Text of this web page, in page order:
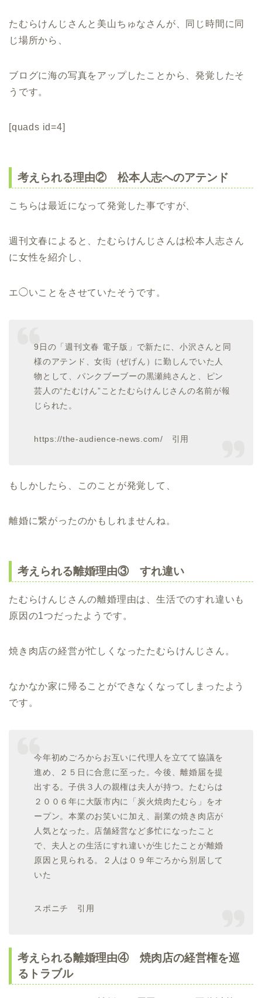
たむらけんじさんと美山ちゅなさんが、同じ時間に同
じ場所から、
ブログに海の写真をアップしたことから、発覚したそ
うです。
[quads id=4]
考えられる理由② 松本人志へのアテンド
こちらは最近になって発覚した事ですが、
週刊文春によると、たむらけんじさんは松本人志さん
に女性を紹介し、
エ◯いことをさせていたそうです。
9日の「週刊文春 電子版」で新たに、小沢さんと同
様のアテンド、女衒（ぜげん）に勤しんでいた人
物として、パンクブーブーの黒瀬純さんと、ピン
芸人の“たむけん”ことたむらけんじさんの名前が報
じられた。
https://the-audience-news.com/ 引用
もしかしたら、このことが発覚して、
離婚に繋がったのかもしれませんね。
考えられる離婚理由③ すれ違い
たむらけんじさんの離婚理由は、生活でのすれ違いも
原因の1つだったようです。
焼き肉店の経営が忙しくなったたむらけんじさん。
なかなか家に帰ることができなくなってしまったよう
です。
今年初めごろからお互いに代理人を立てて協議を
進め、２５日に合意に至った。今後、離婚届を提
出する。子供３人の親権は夫人が持つ。たむらは
２００６年に大阪市内に「炭火焼肉たむら」をオ
ープン。本業のお笑いに加え、副業の焼き肉店が
人気となった。店舗経営など多忙になったこと
で、夫人との生活にすれ違いが生じたことが離婚
原因と見られる。２人は０９年ごろから別居して
いた
スポニチ 引用
考えられる離婚理由④ 焼肉店の経営権を巡
るトラブル